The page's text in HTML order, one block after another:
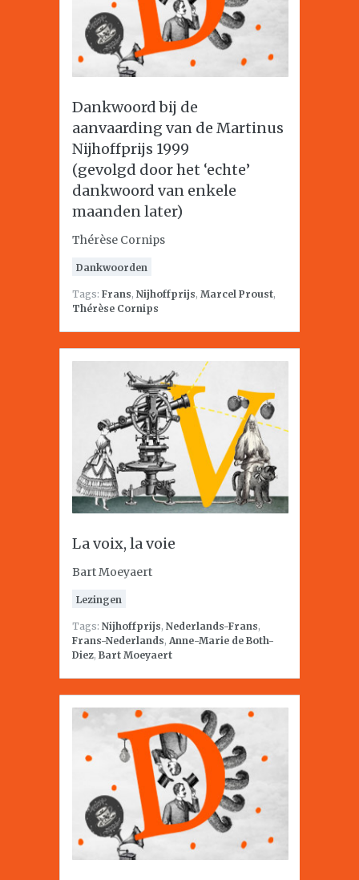
Dankwoord bij de
aanvaarding van de Martinus
Nijhoffprijs 1999
(gevolgd door het ‘echte’
dankwoord van enkele
maanden later)
Thérèse Cornips
Dankwoorden
Tags: Frans, Nijhoffprijs, Marcel Proust,
Thérèse Cornips
La voix, la voie
Bart Moeyaert
Lezingen
Tags: Nijhoffprijs, Nederlands-Frans,
Frans-Nederlands, Anne-Marie de Both-
Diez, Bart Moeyaert